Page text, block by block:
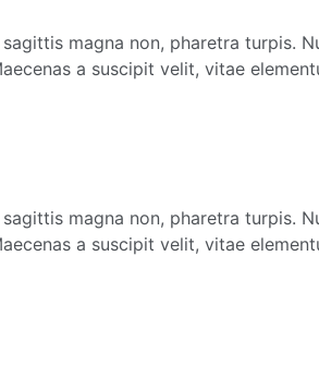
magna non, pharetra turpis.
a suscipit velit, vitae
magna non, pharetra turpis.
a suscipit velit, vitae